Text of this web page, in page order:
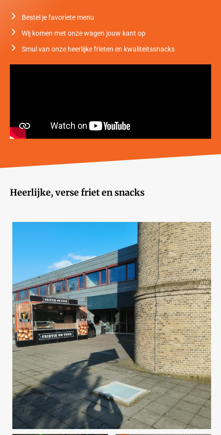
Bestel je favoriete menu
Wij komen met onze wagen jouw kant op
Smul van onze heerlijke frieten en kwaliteitssnacks
Heerlijke, verse friet en snacks